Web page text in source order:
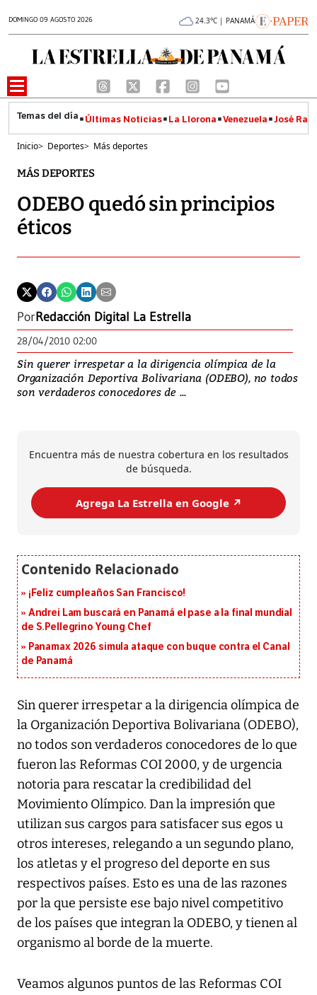
DOMINGO 09 AGOSTO 2026 24.3°C | PANAMÁ
Últimas Noticias La Llorona Venezuela José
Inicio> Deportes> Más deportes
MÁS DEPORTES
ODEBO quedó sin principios
éticos
PorRedacción Digital La Estrella
28/04/2010 02:00
Sin querer irrespetar a la dirigencia olímpica de la
Organización Deportiva Bolivariana (ODEBO), no todos
son verdaderos conocedores de ...
Encuentra más de nuestra cobertura en los resultados
de búsqueda.
Agrega La Estrella en Google ↗️
¡Feliz cumpleaños San Francisco!
Andrei Lam buscará en Panamá el pase a la final mundial
de S.Pellegrino Young Chef
Panamax 2026 simula ataque con buque contra el Canal
de Panamá
Sin querer irrespetar a la dirigencia olímpica de
la Organización Deportiva Bolivariana (ODEBO),
no todos son verdaderos conocedores de lo que
fueron las Reformas COI 2000, y de urgencia
notoria para rescatar la credibilidad del
Movimiento Olímpico. Dan la impresión que
utilizan sus cargos para satisfacer sus egos u
otros intereses, relegando a un segundo plano,
los atletas y el progreso del deporte en sus
respectivos países. Esto es una de las razones
por la que persiste ese bajo nivel competitivo
de los países que integran la ODEBO, y tienen al
organismo al borde de la muerte.
Veamos algunos puntos de las Reformas COI